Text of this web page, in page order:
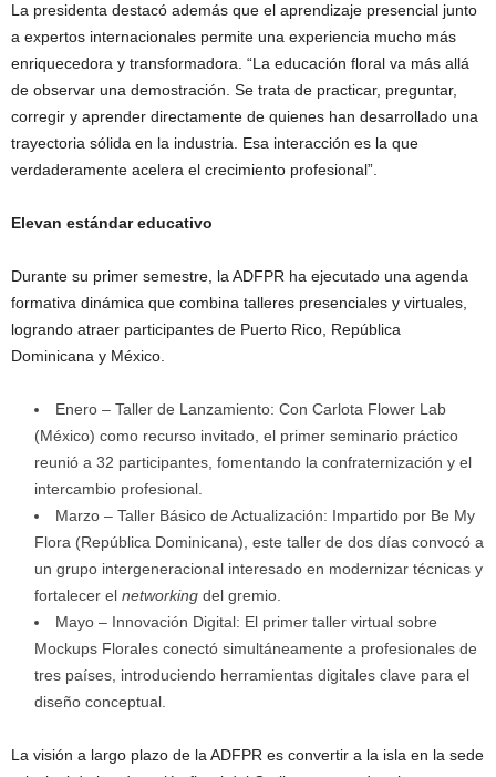
La presidenta destacó además que el aprendizaje presencial junto
a expertos internacionales permite una experiencia mucho más
enriquecedora y transformadora. “La educación floral va más allá
de observar una demostración. Se trata de practicar, preguntar,
corregir y aprender directamente de quienes han desarrollado una
trayectoria sólida en la industria. Esa interacción es la que
verdaderamente acelera el crecimiento profesional”.
Elevan estándar educativo
Durante su primer semestre, la ADFPR ha ejecutado una agenda
formativa dinámica que combina talleres presenciales y virtuales,
logrando atraer participantes de Puerto Rico, República
Dominicana y México.
Enero – Taller de Lanzamiento: Con Carlota Flower Lab
(México) como recurso invitado, el primer seminario práctico
reunió a 32 participantes, fomentando la confraternización y el
intercambio profesional.
Marzo – Taller Básico de Actualización: Impartido por Be My
Flora (República Dominicana), este taller de dos días convocó a
un grupo intergeneracional interesado en modernizar técnicas y
fortalecer el networking del gremio.
Mayo – Innovación Digital: El primer taller virtual sobre
Mockups Florales conectó simultáneamente a profesionales de
tres países, introduciendo herramientas digitales clave para el
diseño conceptual.
La visión a largo plazo de la ADFPR es convertir a la isla en la sede